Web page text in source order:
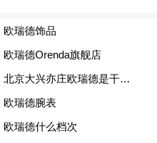
其实当年我义无反顾
的时候，他拿不出我
到我妈，很真诚地去
时间，他会用一生去
相信了他，他也的确